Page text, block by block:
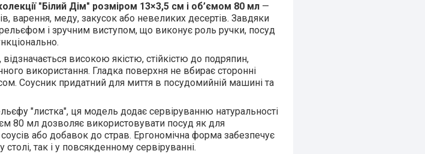
"Білий Дім" розміром 13×3,5 см і об’ємом 80 мл —
варення, меду, закусок або невеликих десертів. Завдяки
і зручним виступом, що виконує роль ручки, посуд
високою якістю, стійкістю до подряпин,
використання. Гладка поверхня не вбирає сторонні
Соусник придатний для миття в посудомийній машині та
"листка", ця модель додає сервіруванню натуральності
80 мл дозволяє використовувати посуд як для
соусів або добавок до страв. Ергономічна форма забезпечує
так і у повсякденному сервіруванні.